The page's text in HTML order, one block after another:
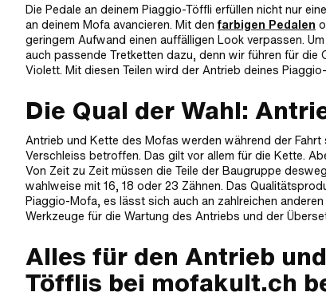
Die Pedale an deinem Piaggio-Töffli erfüllen nicht nur
an deinem Mofa avancieren. Mit denfarbigen Pedalen
geringem Aufwand einen auffälligen Look verpassen.
auch passende Tretketten dazu, denn wir führen für
Violett. Mit diesen Teilen wird der Antrieb deines
Die Qual der Wahl:
Antrieb und Kette des Mofas werden während der
Verschleiss betroffen. Das gilt vor allem für die Kette.
Von Zeit zu Zeit müssen die Teile der Baugruppe
wahlweise mit 16, 18 oder 23 Zähnen. Das
Piaggio-Mofa, es lässt sich auch an zahlreichen
Werkzeuge für die Wartung des Antriebs und der
Alles für den Antrieb
Töfflis bei mofakult.ch